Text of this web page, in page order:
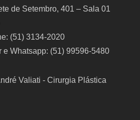
de Setembro, 401 – Sala 01
(51) 3134-2020
e Whatsapp: (51) 99596-5480